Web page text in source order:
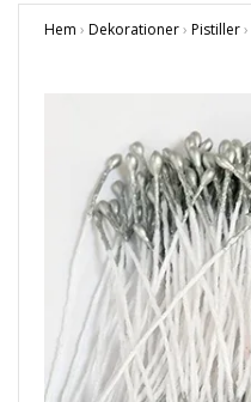
Hem › Dekorationer› Pistiller›